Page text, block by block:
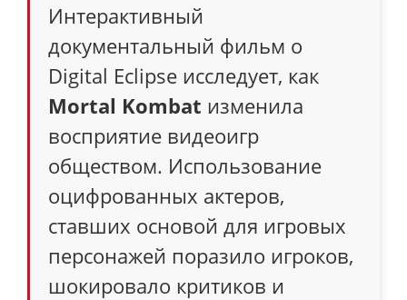
Интерактивный
документальный фильм о
Digital Eclipse исследует, как
Mortal Kombat изменила
восприятие видеоигр
обществом. Использование
оцифрованных актеров,
ставших основой для игровых
персонажей поразило игроков,
шокировало критиков и